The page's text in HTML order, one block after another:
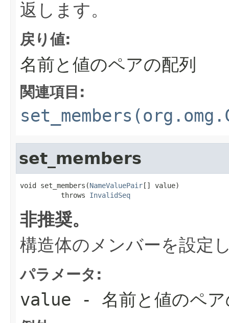
返します。
戻り値:
名前と値のペアの配列
関連項目:
set_members
void set_members(NameValuePair[] value)
          throws
InvalidSeq
非推奨。
構造体のメンバーを設定
パラメータ:
value - 名前と値のペア